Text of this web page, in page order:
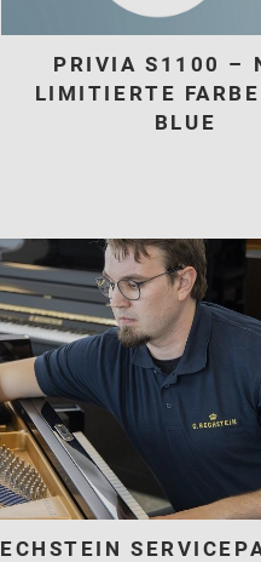
PRIVIA S1100 –
LIMITIERTE
BLUE